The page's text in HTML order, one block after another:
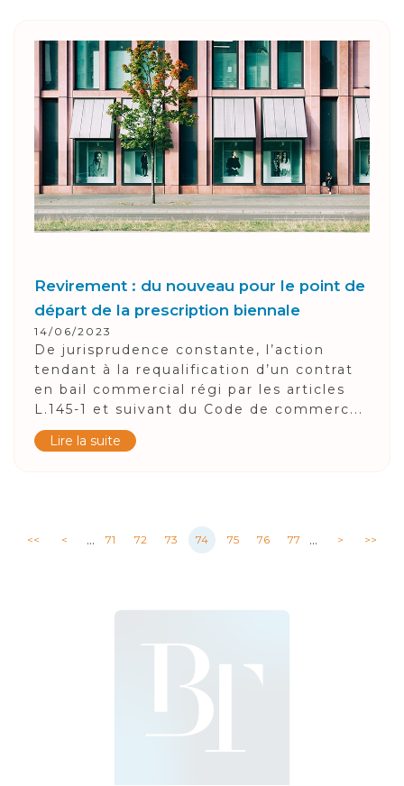
Revirement : du nouveau pour le point de
départ de la prescription biennale
14/06/2023
De jurisprudence constante, l’action
tendant à la requalification d’un contrat
en bail commercial régi par les articles
L.145-1 et suivant du Code de commerc...
Lire la suite
<< < ... 71 72 73 74 75 76 77 ... > >>